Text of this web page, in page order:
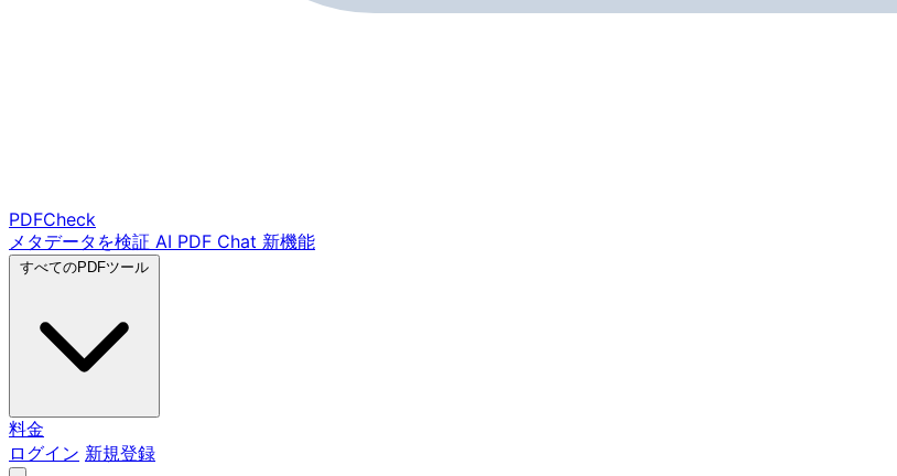
PDFCheck
メタデータを検証 AI PDF Chat 新機能
すべてのPDFツール
料金
ログイン 新規登録